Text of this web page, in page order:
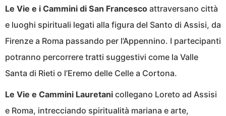
Le Vie e i Cammini di San Francesco attraversano città
e luoghi spirituali legati alla figura del Santo di Assisi, da
Firenze a Roma passando per l’Appennino. I partecipanti
potranno percorrere tratti suggestivi come la Valle
Santa di Rieti o l’Eremo delle Celle a Cortona.
Le Vie e Cammini Lauretani collegano Loreto ad Assisi
e Roma, intrecciando spiritualità mariana e arte,